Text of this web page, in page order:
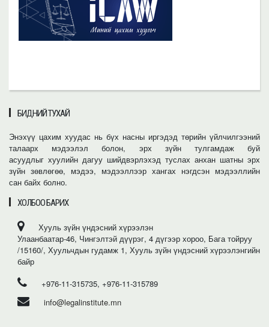
БИДНИЙ ТУХАЙ
Энэхүү цахим хуудас нь бүх насны иргэдэд төрийн үйлчилгээний
талаарх мэдээлэл болон, эрх зүйн тулгамдаж буй
асуудлыг хуулийн дагуу шийдвэрлэхэд туслах анхан шатны эрх
зүйн зөвлөгөө, мэдээ, мэдээллээр хангах нэгдсэн мэдээллийн
сан байх болно.
ХОЛБОО БАРИХ
Хууль зүйн үндэсний хүрээлэн
Улаанбаатар-46, Чингэлтэй дүүрэг, 4 дүгээр хороо, Бага тойруу
/15160/, Хуульчдын гудамж 1, Хууль зүйн үндэсний хүрээлэнгийн
байр
+976-11-315735, +976-11-315789
info@legalinstitute.mn